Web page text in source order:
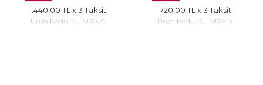
1.440,00 TL x 3 Taksit
Ürün Kodu : GTM0028
720,00 TL x 3 Taksit
Ürün Kodu : GTM0044